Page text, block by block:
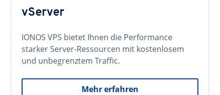
vServer
IONOS VPS bietet Ihnen die Performance
starker Server-Ressourcen mit kostenlosem
und unbegrenztem Traffic.
Mehr erfahren